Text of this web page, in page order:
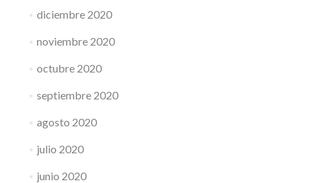
diciembre 2020
noviembre 2020
octubre 2020
septiembre 2020
agosto 2020
julio 2020
junio 2020